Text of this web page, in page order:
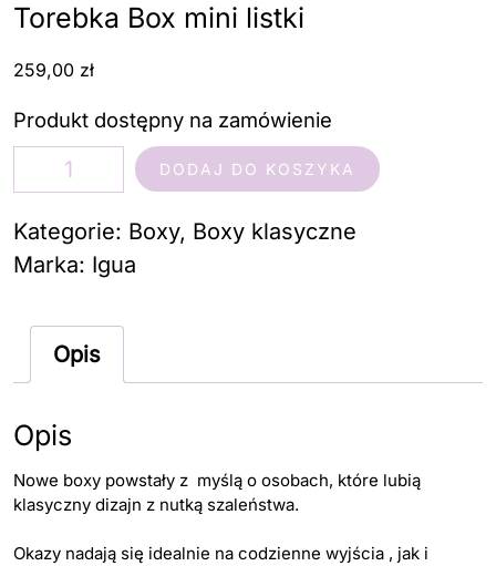
Torebka Box mini listki
259,00 zł
Produkt dostępny na zamówienie
Torebka
Box
mini
DODAJ DO KOSZYKA
Kategorie: Boxy, Boxy klasyczne
Marka: Igua
Opis
Opis
Nowe boxy powstały z myślą o osobach, które lubią
klasyczny dizajn z nutką szaleństwa.
Okazy nadają się idealnie na codzienne wyjścia , jak i